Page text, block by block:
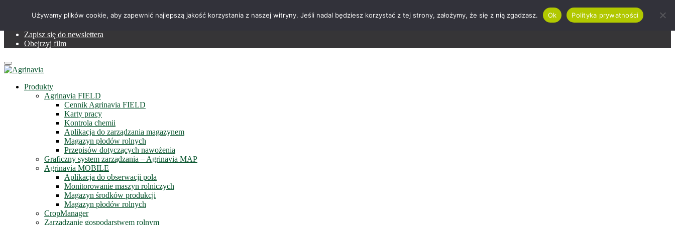
Zapisz się do newslettera
Obejrzyj film
Menu
Produkty
Agrinavia FIELD
Cennik Agrinavia FIELD
Karty pracy
Kontrola chemii
Aplikacja do zarządzania magazynem
Magazyn płodów rolnych
Przepisów dotyczących nawożenia
Graficzny system zarządzania – Agrinavia MAP
Agrinavia MOBILE
Aplikacja do obserwacji pola
Monitorowanie maszyn rolniczych
Magazyn środków produkcji
Magazyn płodów rolnych
CropManager
Zarządzanie gospodarstwem rolnym
Używamy plików cookie, aby zapewnić najlepszą jakość korzystania z naszej witryny. Jeśli nadal będziesz korzystać z tej strony, założymy, że się z nią zgadzasz. Ok Polityka prywatności